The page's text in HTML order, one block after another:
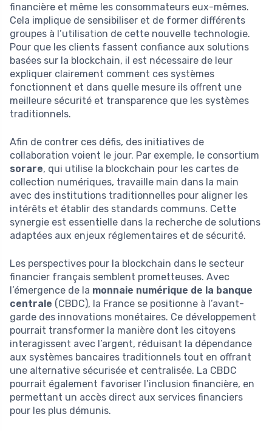
financière et même les consommateurs eux-mêmes.
Cela implique de sensibiliser et de former différents
groupes à l’utilisation de cette nouvelle technologie.
Pour que les clients fassent confiance aux solutions
basées sur la blockchain, il est nécessaire de leur
expliquer clairement comment ces systèmes
fonctionnent et dans quelle mesure ils offrent une
meilleure sécurité et transparence que les systèmes
traditionnels.
Afin de contrer ces défis, des initiatives de
collaboration voient le jour. Par exemple, le consortium
sorare, qui utilise la blockchain pour les cartes de
collection numériques, travaille main dans la main
avec des institutions traditionnelles pour aligner les
intérêts et établir des standards communs. Cette
synergie est essentielle dans la recherche de solutions
adaptées aux enjeux réglementaires et de sécurité.
Les perspectives pour la blockchain dans le secteur
financier français semblent prometteuses. Avec
l’émergence de la monnaie numérique de la banque
centrale (CBDC), la France se positionne à l’avant-
garde des innovations monétaires. Ce développement
pourrait transformer la manière dont les citoyens
interagissent avec l’argent, réduisant la dépendance
aux systèmes bancaires traditionnels tout en offrant
une alternative sécurisée et centralisée. La CBDC
pourrait également favoriser l’inclusion financière, en
permettant un accès direct aux services financiers
pour les plus démunis.